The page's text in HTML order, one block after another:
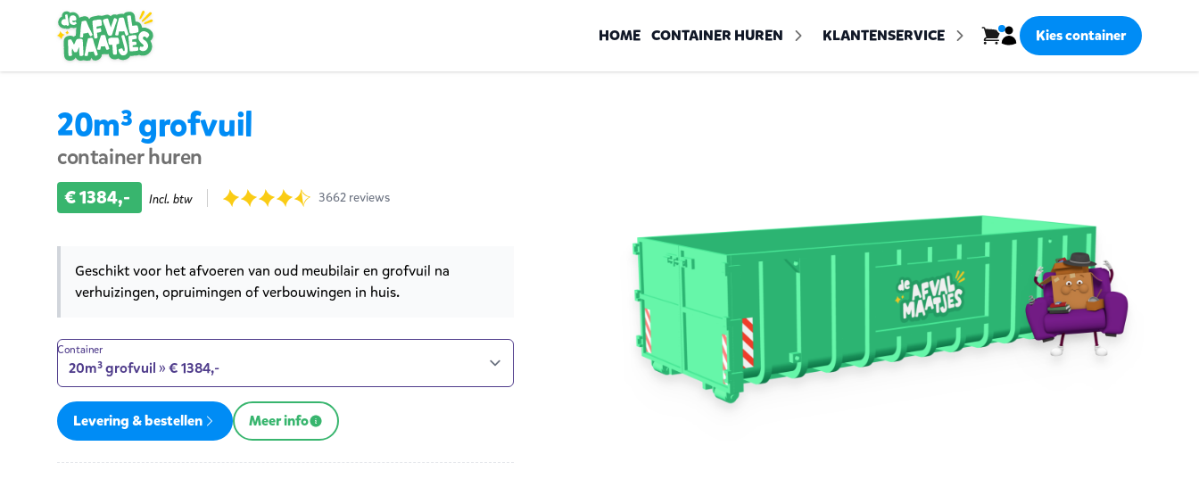
HOME CONTAINER HUREN KLANTENSERVICE Bekijk winkelwagen
InloggenKies container
20m³ grofvuil
container huren
Product informatie
€ 1384,- Incl. btw
Reviews
3662 reviews
Korte omschrijving
Geschikt voor het afvoeren van oud meubilair en grofvuil na
verhuizingen, opruimingen of verbouwingen in huis.
Container
Levering & bestellen Meer info